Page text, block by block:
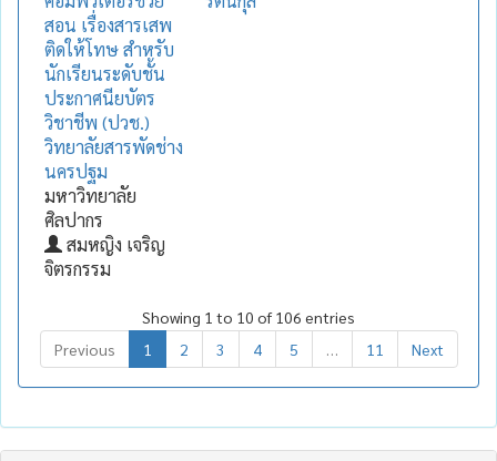
สอน เรื่องสารเสพ
ติดให้โทษ สำหรับ
นักเรียนระดับชั้น
ประกาศนียบัตร
วิชาชีพ ‪(ปวช.)‬
วิทยาลัยสารพัดช่าง
นครปฐม
มหาวิทยาลัย
ศิลปากร
สมหญิง เจริญ
จิตรกรรม
Showing 1 to 10 of 106 entries
Previous
1 2 3 4 5 11 Next